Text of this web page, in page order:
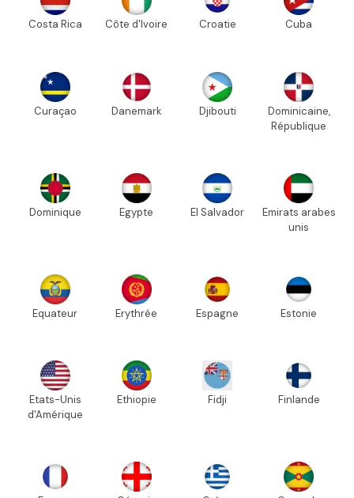
Costa Rica Côte d'Ivoire Croatie Cuba
Curaçao Danemark Djibouti
Dominicaine,
République
Dominique Egypte El Salvador
Emirats arabes
unis
Equateur Erythrée Espagne Estonie
Etats-Unis
d'Amérique
Ethiopie Fidji Finlande